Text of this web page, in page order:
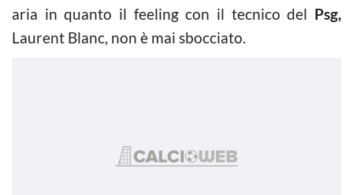
aria in quanto il feeling con il tecnico del Psg,
Laurent Blanc, non è mai sbocciato.